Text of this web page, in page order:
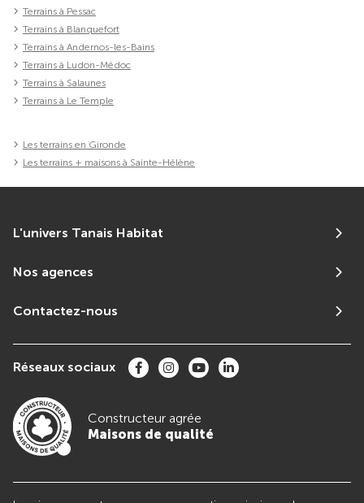
Terrains à Pessac
Terrains à Blanquefort
Terrains à Andernos-les-Bains
Terrains à Ludon-Médoc
Terrains à Salaunes
Terrains à Le Temple
Les terrains en Gironde
Les terrains + maisons à Sainte-Hélène
L'univers Tanais Habitat
Nos agences
Contactez-nous
Réseaux sociaux
Constructeur agrée
Maisons de qualité